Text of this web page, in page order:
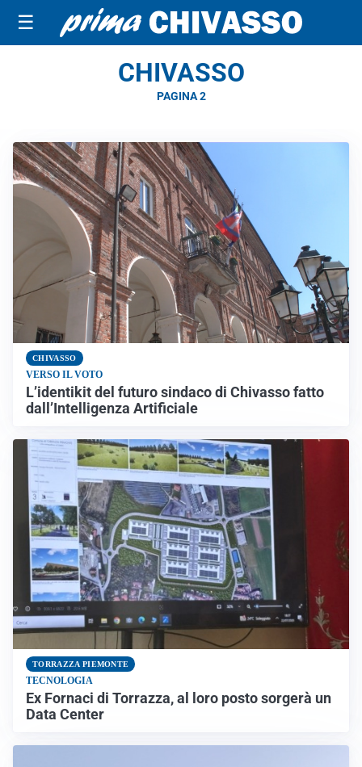
☰
CHIVASSO
PAGINA 2
CHIVASSO
VERSO IL VOTO
L’identikit del futuro sindaco di Chivasso fatto
dall’Intelligenza Artificiale
TORRAZZA PIEMONTE
TECNOLOGIA
Ex Fornaci di Torrazza, al loro posto sorgerà un
Data Center